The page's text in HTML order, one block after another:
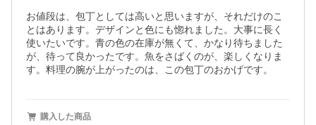
お値段は、包丁としては高いと思いますが、それだけのこ
とはあります。デザインと色にも惚れました。大事に長く
使いたいです。青の色の在庫が無くて、かなり待ちました
が、待って良かったです。魚をさばくのが、楽しくなりま
す。料理の腕が上がったのは、この包丁のおかげです。
購入した商品